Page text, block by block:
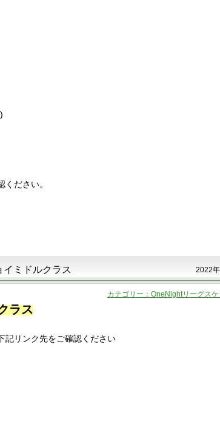
ください。
ミドルクラス 2022
カテゴリー：OneNightリーグス
ラス
記リンク先をご確認ください